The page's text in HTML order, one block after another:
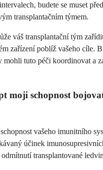
budete se muset
transplantačním týmem.
váš transplantační tým
zařízení poblíž vašeho cíle.
mohli tuto péči koordinovat a
moji schopnost
vašeho imunitního
účinek
transplantované